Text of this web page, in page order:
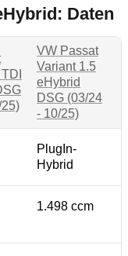
Daten
VW Passat
Variant 1.5
eHybrid
DSG (03/24
- 10/25)
PlugIn-
Hybrid
1.498 ccm